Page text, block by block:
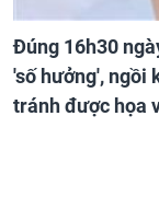
Đúng 16h30
'số hưởng', ngồi
tránh được họa